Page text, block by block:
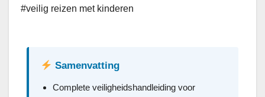
#veilig reizen met kinderen
Samenvatting
Complete veiligheidshandleiding voor